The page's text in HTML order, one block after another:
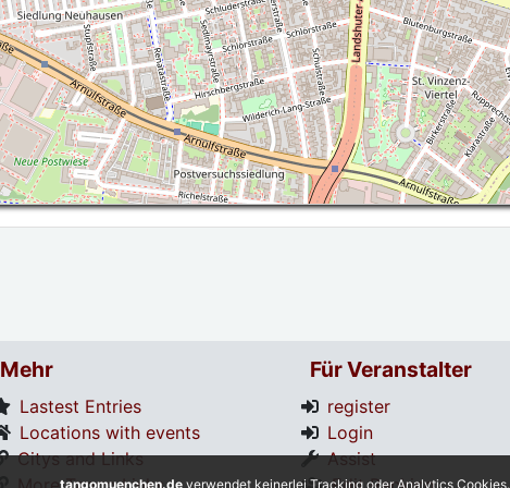
Mehr
Lastest Entries
Locations with events
Citys and Links
Für Veranstalter
register
Login
Assist
tangomuenchen.de verwendet keinerlei Tracking oder Analytics Cookies.